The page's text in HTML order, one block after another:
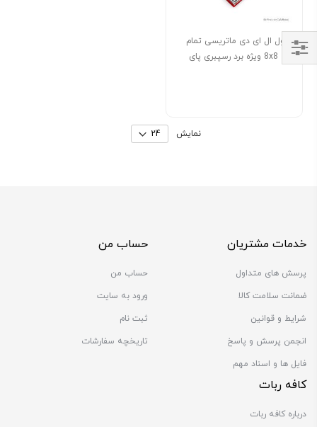
ماژول ال ای دی ماتریسی تمام
رنگ 8x8 ویژه برد رسپبری پای
نمایش
Shop
خدمات مشتریان
پرسش های متداول
ضمانت سلامت کالا
شرایط و قوانین
انجمن پرسش و پاسخ
فایل ها و اسناد مهم
حساب من
حساب من
ورود به سایت
ثبت نام
تاریخچه سفارشات
کافه ربات
درباره کافه ربات